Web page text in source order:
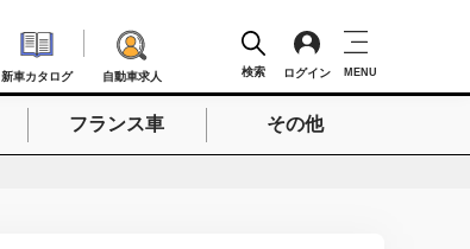
新車カタログ 自動車求人 検索 ログイン MENU
フランス車 その他